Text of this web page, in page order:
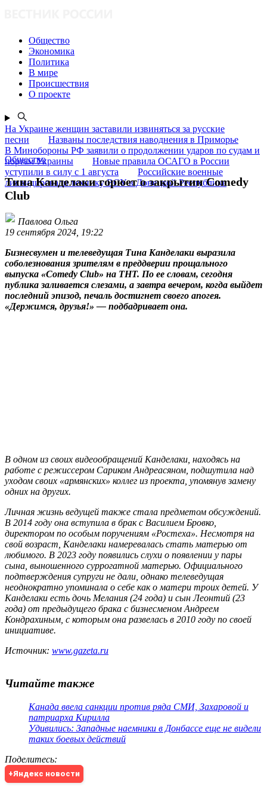
Общество
Экономика
Политика
В мире
Происшествия
О проекте
На Украине женщин заставили извиняться за русские
песни
Названы последствия наводнения в Приморье
В Минобороны РФ заявили о продолжении ударов по судам и
портам Украины
Новые правила ОСАГО в России
уступили в силу с 1 августа
Российские военные
ликвидировали технику ВСУ в Донецкой Республике
Общество
Тина Канделаки горюет о закрытии Comedy
Club
Павлова Ольга
19 сентября 2024, 19:22
Бизнесвумен и телеведущая Тина Канделаки выразила
соболезнования зрителям в преддверии прощального
выпуска «Comedy Club» на ТНТ. По ее словам, сегодня
публика заливается слезами, а завтра вечером, когда выйдет
последний эпизод, печаль достигнет своего апогея.
«Держимся, друзья!» — подбадривает она.
В одном из своих видеообращений Канделаки, находясь на
работе с режиссером Сариком Андреасяном, подшутила над
уходом своих «армянских» коллег из проекта, упомянув замену
одних на других.
Личная жизнь ведущей также стала предметом обсуждений.
В 2014 году она вступила в брак с Василием Бровко,
директором по особым поручениям «Ростеха». Несмотря на
свой возраст, Канделаки намеревалась стать матерью от
любимого. В 2023 году появились слухи о появлении у пары
сына, выношенного суррогатной матерью. Официального
подтверждения супруги не дали, однако телеведущая
неоднократно упоминала о себе как о матери троих детей. У
Канделаки есть дочь Мелания (24 года) и сын Леонтий (23
года) от предыдущего брака с бизнесменом Андреем
Кондрахиным, с которым она развелась в 2010 году по своей
инициативе.
Источник: www.gazeta.ru
Читайте также
Канада ввела санкции против ряда СМИ, Захаровой и
патриарха Кирилла
Удивились: Западные наемники в Донбассе еще не видели
таких боевых действий
Поделитесь:
+Яндекс новости